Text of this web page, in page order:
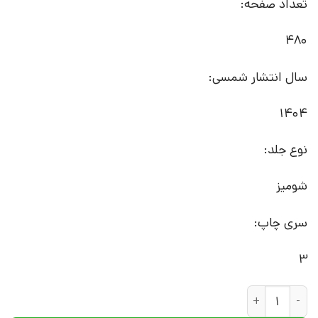
تعداد صفحه:
480
سال انتشار شمسی:
1404
نوع جلد:
شومیز
سری چاپ:
3
کتاب لاک | انتشارات نشر چشمه عدد